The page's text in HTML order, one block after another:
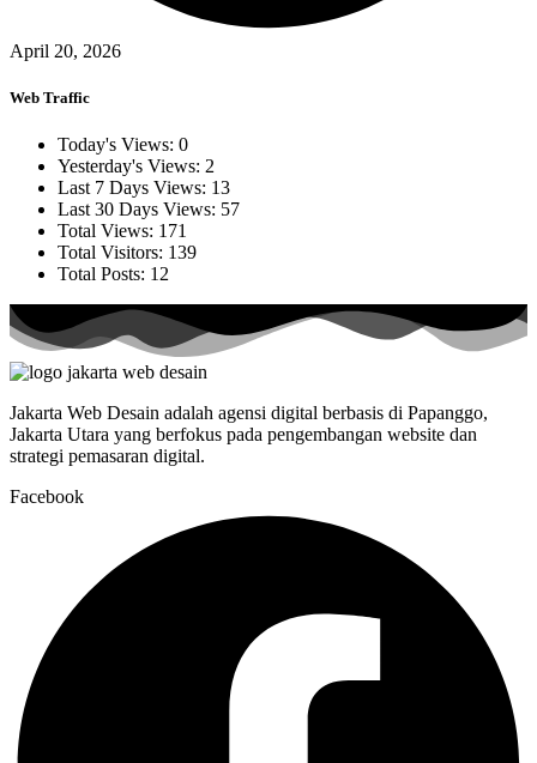
April 20, 2026
Web Traffic
Today's Views: 0
Yesterday's Views: 2
Last 7 Days Views: 13
Last 30 Days Views: 57
Total Views: 171
Total Visitors: 139
Total Posts: 12
Jakarta Web Desain adalah agensi digital berbasis di Papanggo,
Jakarta Utara yang berfokus pada pengembangan website dan
strategi pemasaran digital.
Facebook